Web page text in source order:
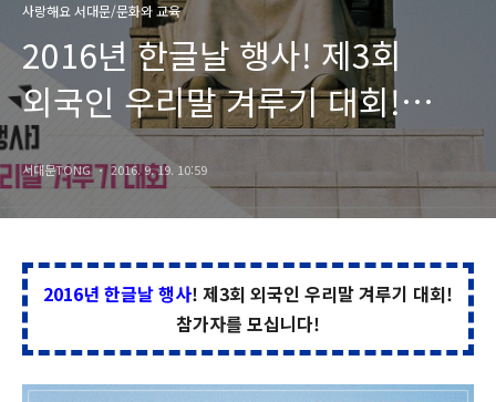
사랑해요 서대문/문화와 교육
2016년 한글날 행사! 제3회
외국인 우리말 겨루기 대회!
참가자를 모십니다
서대문TONG 2016. 9. 19. 10:59
2016년 한글날 행사! 제3회 외국인 우리말 겨루기 대회!
참가자를 모십니다!